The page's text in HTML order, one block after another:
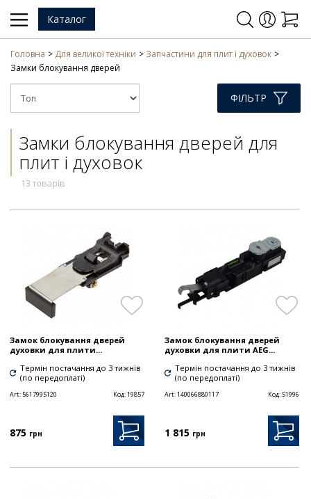
Каталог
Головна Для великої техніки
Запчастини для плит і духовок
Замки блокування дверей
ФІЛЬТР
Замки блокування дверей для
плит і духовок
13 товарів
Замок блокування дверей
духовки для плити...
Термін постачання до 3 тижнів
(по передоплаті)
Art:5617995120 Код:19857
875 грн
Замок блокування дверей
духовки для плити AEG...
Термін постачання до 3 тижнів
(по передоплаті)
Art:140066880117 Код:51996
1 815 грн